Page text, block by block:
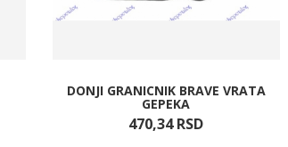
DONJI GRANICNIK BRAVE VRATA
GEPEKA
470,34 RSD